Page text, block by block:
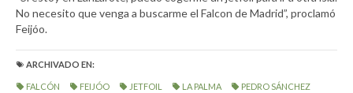
No necesito que venga a buscarme el Falcon de Madrid”, proclamó
Feijóo.
ARCHIVADO EN:
FALCÓN FEIJÓO JETFOIL LA PALMA
PEDRO SÁNCHEZ